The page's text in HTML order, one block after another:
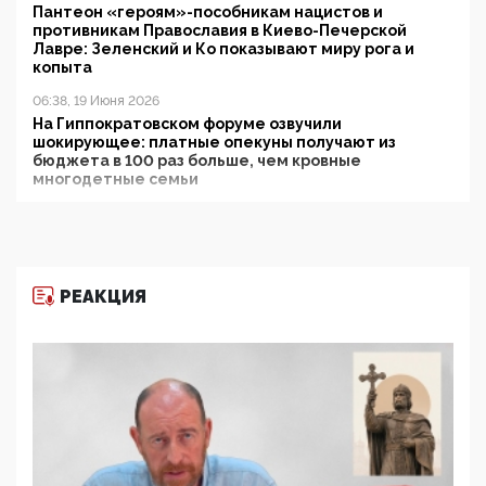
Пантеон «героям»-пособникам нацистов и
противникам Православия в Киево-Печерской
Лавре: Зеленский и Ко показывают миру рога и
копыта
06:38, 19 Июня 2026
На Гиппократовском форуме озвучили
шокирующее: платные опекуны получают из
бюджета в 100 раз больше, чем кровные
многодетные семьи
11:53, 09 Июня 2026
деятельность ИИТО ЮНЕСКО в России, но
цифроглобалисты продолжают определять
повестку в образовании
09:43, 01 Июня 2026
5G за счет здоровья граждан: Минцифры намерено
отобрать у регионов и муниципалитетов право
защищать жилые дома и социальные объекты от
РЕАКЦИЯ